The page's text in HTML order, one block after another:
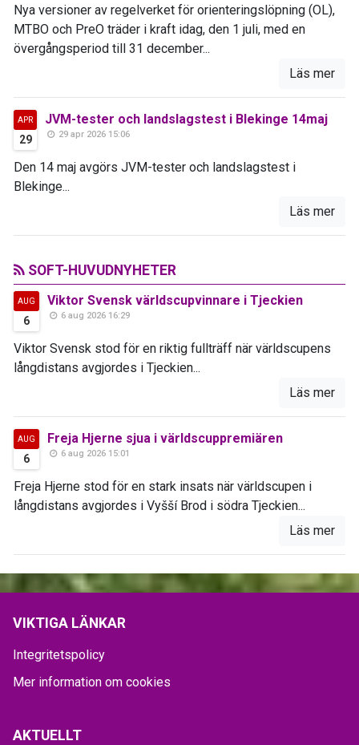
Nya versioner av regelverket för orienteringslöpning (OL),
MTBO och PreO träder i kraft idag, den 1 juli, med en
övergångsperiod till 31 december...
Läs mer
APR
29
JVM-tester och landslagstest i Blekinge 14maj
29 apr 2026 15:06
Den 14 maj avgörs JVM-tester och landslagstest i
Blekinge...
Läs mer
SOFT-HUVUDNYHETER
AUG
6
Viktor Svensk världscupvinnare i Tjeckien
6 aug 2026 16:29
Viktor Svensk stod för en riktig fullträff när världscupens
långdistans avgjordes i Tjeckien...
Läs mer
AUG
6
Freja Hjerne sjua i världscuppremiären
6 aug 2026 15:01
Freja Hjerne stod för en stark insats när världscupen i
långdistans avgjordes i Vyšší Brod i södra Tjeckien...
Läs mer
VIKTIGA LÄNKAR
Integritetspolicy
Mer information om cookies
AKTUELLT